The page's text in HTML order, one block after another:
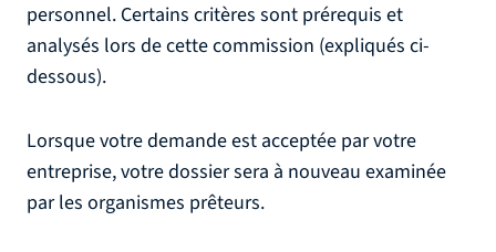
personnel. Certains critères sont prérequis et
analysés lors de cette commission (expliqués ci-
dessous).
Lorsque votre demande est acceptée par votre
entreprise, votre dossier sera à nouveau examinée
par les organismes prêteurs.